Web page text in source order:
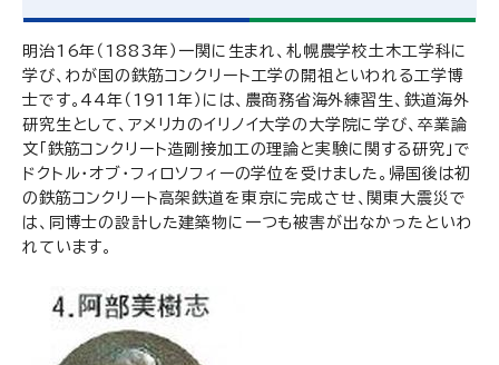
明治16年（1883年）一関に生まれ、札幌農学校土木工学科に
学び、わが国の鉄筋コンクリート工学の開祖といわれる工学博
士です。44年（1911年）には、農商務省海外練習生、鉄道海外
研究生として、アメリカのイリノイ大学の大学院に学び、卒業論
文「鉄筋コンクリート造剛接加工の理論と実験に関する研究」で
ドクトル・オブ・フィロソフィーの学位を受けました。帰国後は初
の鉄筋コンクリート高架鉄道を東京に完成させ、関東大震災で
は、同博士の設計した建築物に一つも被害が出なかったといわ
れています。